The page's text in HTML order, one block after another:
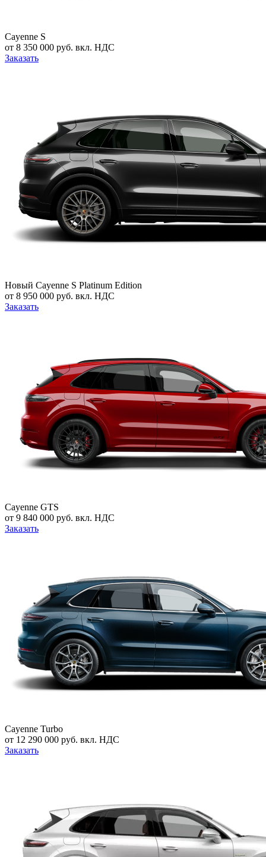
Cayenne S
от 8 350 000 руб. вкл. НДС
Заказать
Новый Cayenne S Platinum Edition
от 8 950 000 руб. вкл. НДС
Заказать
Cayenne GTS
от 9 840 000 руб. вкл. НДС
Заказать
Cayenne Turbo
от 12 290 000 руб. вкл. НДС
Заказать